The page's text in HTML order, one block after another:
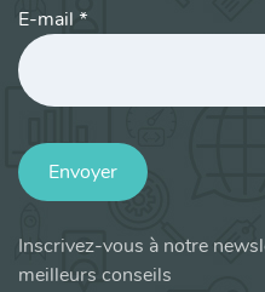
E-mail *
Envoyer
Inscrivez-vous à notre
meilleurs conseils